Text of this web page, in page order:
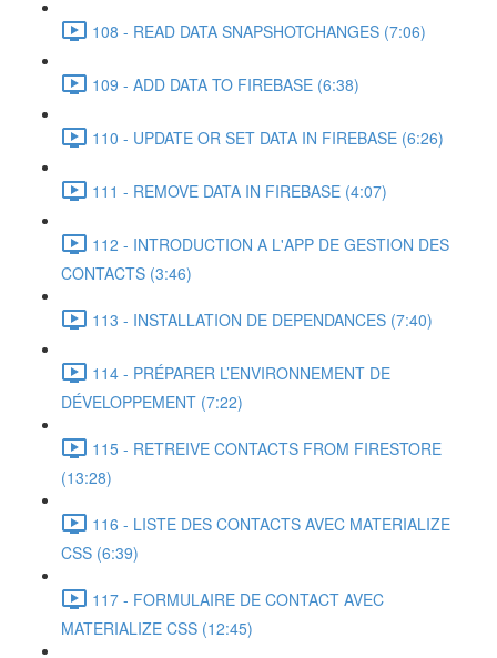
108 - READ DATA SNAPSHOTCHANGES (7:06)
109 - ADD DATA TO FIREBASE (6:38)
110 - UPDATE OR SET DATA IN FIREBASE (6:26)
111 - REMOVE DATA IN FIREBASE (4:07)
112 - INTRODUCTION A L'APP DE GESTION DES
CONTACTS (3:46)
113 - INSTALLATION DE DEPENDANCES (7:40)
114 - PRÉPARER L’ENVIRONNEMENT DE
DÉVELOPPEMENT (7:22)
115 - RETREIVE CONTACTS FROM FIRESTORE
(13:28)
116 - LISTE DES CONTACTS AVEC MATERIALIZE
CSS (6:39)
117 - FORMULAIRE DE CONTACT AVEC
MATERIALIZE CSS (12:45)